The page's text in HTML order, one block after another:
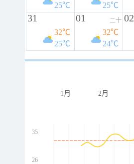
25℃
25℃
31
32℃
25℃
01 二十
32℃
24℃
02
1月 2月
35
26